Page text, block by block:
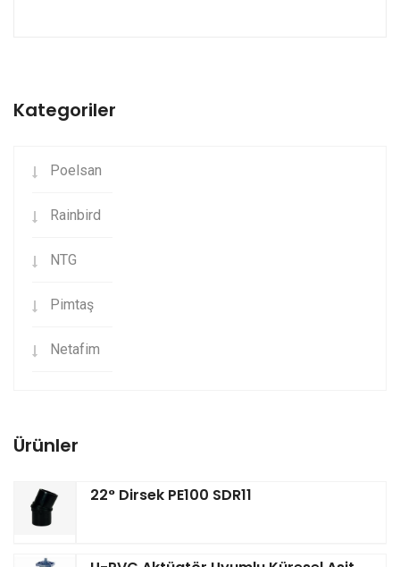
Kategoriler
Poelsan
Rainbird
NTG
Pimtaş
Netafim
Ürünler
22° Dirsek PE100 SDR11